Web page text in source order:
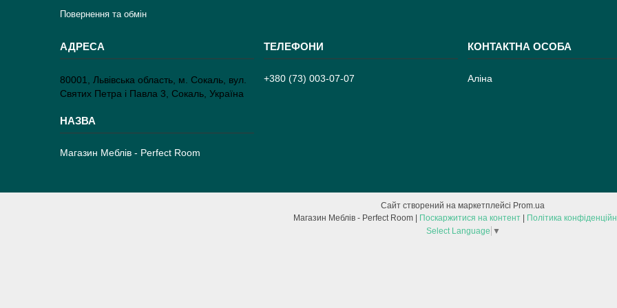
Повернення та обмін
80001, Львівська область, м. Сокаль, вул.
Святих Петра і Павла 3, Сокаль, Україна
Магазин Меблів - Perfect Room
+380 (73) 003-07-07 Аліна
Сайт створений на маркетплейсі Prom.ua
Поскаржитися на контент
Політика
Select Language ▼